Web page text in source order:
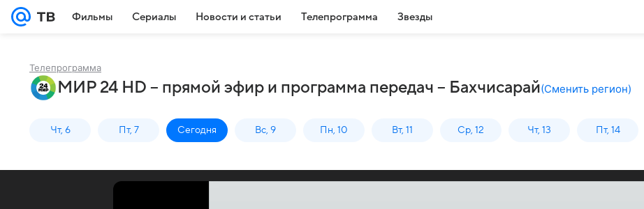
Фильмы Сериалы Новости и статьи Телепрограмма Звезды
Телепрограмма
МИР 24 HD – прямой эфир и программа передач – Бахчисарай(Сменить регион)
Чт, 6 Пт, 7 Сегодня Вс, 9 Пн, 10 Вт, 11 Ср, 12 Чт, 13 Пт, 14